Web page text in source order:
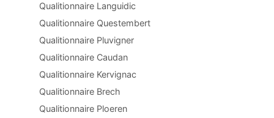
Qualitionnaire Languidic
Qualitionnaire Questembert
Qualitionnaire Pluvigner
Qualitionnaire Caudan
Qualitionnaire Kervignac
Qualitionnaire Brech
Qualitionnaire Ploeren